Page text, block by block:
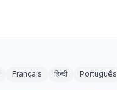
Français हिन्दी Português